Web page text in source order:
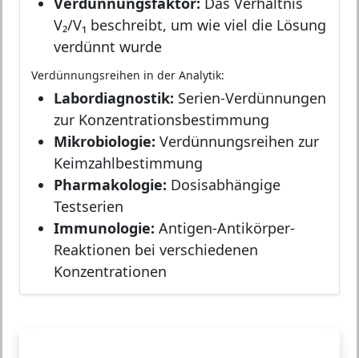
V₂/V₁ beschreibt, um wie viel die Lösung
verdünnt wurde
Verdünnungsreihen in der Analytik:
Labordiagnostik: Serien-Verdünnungen
zur Konzentrationsbestimmung
Mikrobiologie: Verdünnungsreihen zur
Keimzahlbestimmung
Pharmakologie: Dosisabhängige
Testserien
Immunologie: Antigen-Antikörper-
Reaktionen bei verschiedenen
Konzentrationen